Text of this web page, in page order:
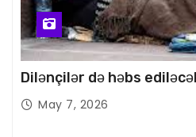
Dilənçilər də həbs
May 7, 2026